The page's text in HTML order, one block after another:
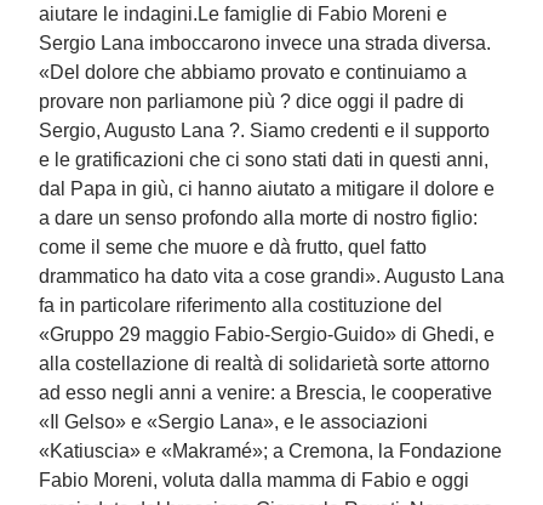
aiutare le indagini.Le famiglie di Fabio Moreni e
Sergio Lana imboccarono invece una strada diversa.
«Del dolore che abbiamo provato e continuiamo a
provare non parliamone più ? dice oggi il padre di
Sergio, Augusto Lana ?. Siamo credenti e il supporto
e le gratificazioni che ci sono stati dati in questi anni,
dal Papa in giù, ci hanno aiutato a mitigare il dolore e
a dare un senso profondo alla morte di nostro figlio:
come il seme che muore e dà frutto, quel fatto
drammatico ha dato vita a cose grandi». Augusto Lana
fa in particolare riferimento alla costituzione del
«Gruppo 29 maggio Fabio-Sergio-Guido» di Ghedi, e
alla costellazione di realtà di solidarietà sorte attorno
ad esso negli anni a venire: a Brescia, le cooperative
«Il Gelso» e «Sergio Lana», e le associazioni
«Katiuscia» e «Makramé»; a Cremona, la Fondazione
Fabio Moreni, voluta dalla mamma di Fabio e oggi